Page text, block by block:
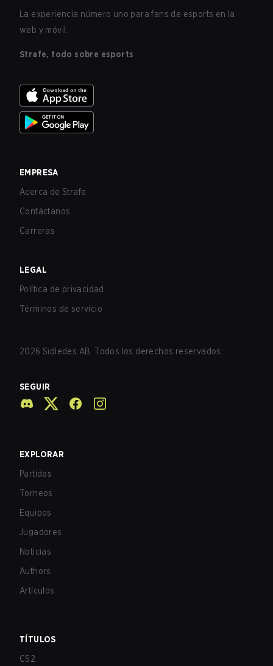
La experiencia número uno para fans de esports en la
web y móvil.
Strafe, todo sobre esports
EMPRESA
Acerca de Strafe
Contáctanos
Carreras
LEGAL
Política de privacidad
Términos de servicio
2026 Sidledes AB. Todos los derechos reservados.
SEGUIR
EXPLORAR
Partidas
Torneos
Equipos
Jugadores
Noticias
Authors
Artículos
TÍTULOS
CS2